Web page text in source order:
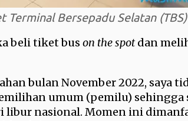
Bersepadu Selatan
beli tiket bus on the spotdan
bulan November 2022, saya
umum (pemilu) sehingga
libur nasional. Momen ini